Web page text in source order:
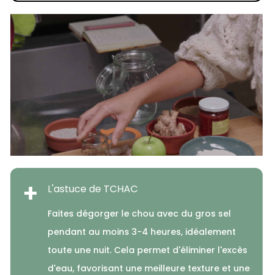
+ L'astuce de TCHAC
Faites dégorger le chou avec du gros sel
pendant au moins 3-4 heures, idéalement
toute une nuit. Cela permet d'éliminer l'excès
d'eau, favorisant une meilleure texture et une